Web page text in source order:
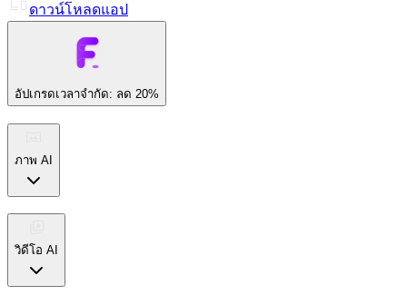
ดาวน์โหลดแอป
อัปเกรดเวลาจำกัด: ลด 20%
ภาพ AI
วิดีโอ AI